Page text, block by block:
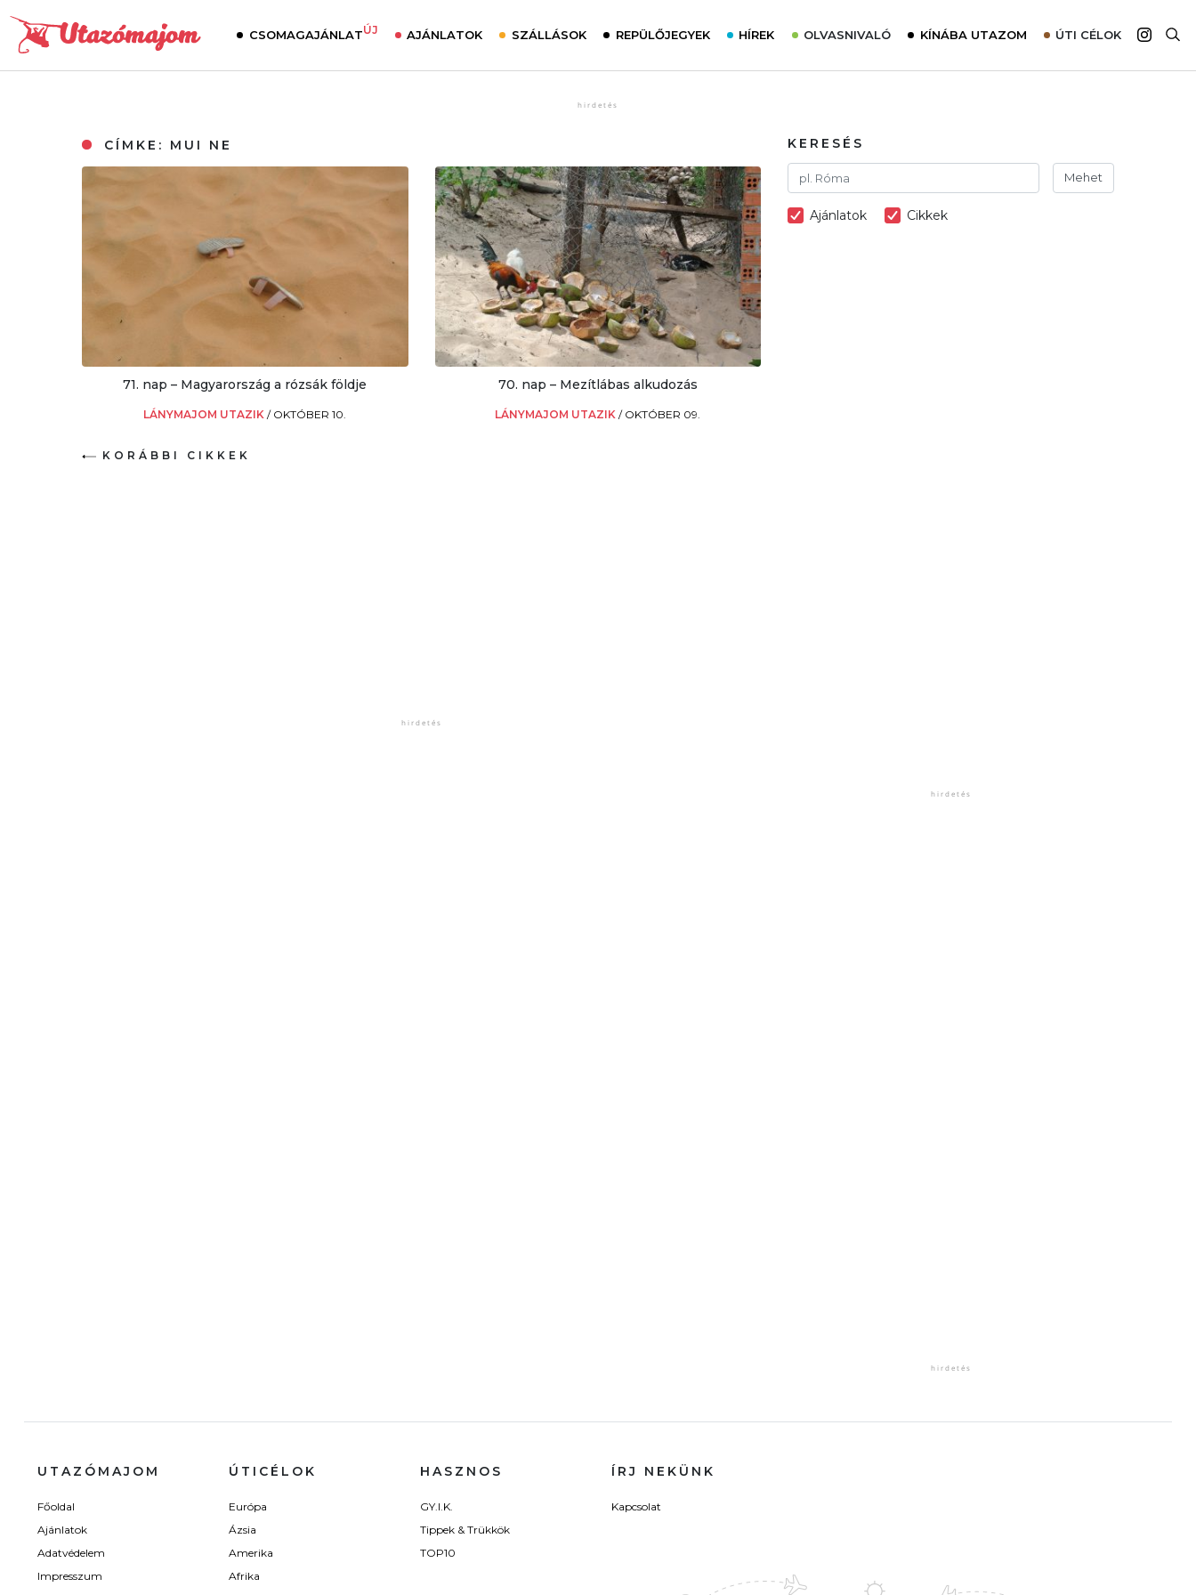
CSOMAGAJÁNLATÚJ AJÁNLATOK SZÁLLÁSOK REPÜLŐJEGYEK HÍREK OLVASNIVALÓ
Interjú
Élménybeszámolók
KÍNÁBA UTAZOM ÚTI CÉLOK
Ausztrália
CÍMKE: MUI NE
71. nap – Magyarország a rózsák földje
LÁNYMAJOM UTAZIK/ OKTÓBER 10.
70. nap – Mezítlábas alkudozás
LÁNYMAJOM UTAZIK/ OKTÓBER 09.
KORÁBBI CIKKEK
KERESÉS
Mehet
Ajánlatok Cikkek
UTAZÓMAJOM
Főoldal
Ajánlatok
Adatvédelem
Impresszum
ÚTICÉLOK
Európa
Ázsia
Amerika
Afrika
HASZNOS
GY.I.K.
Tippek & Trükkök
TOP10
ÍRJ NEKÜNK
Kapcsolat